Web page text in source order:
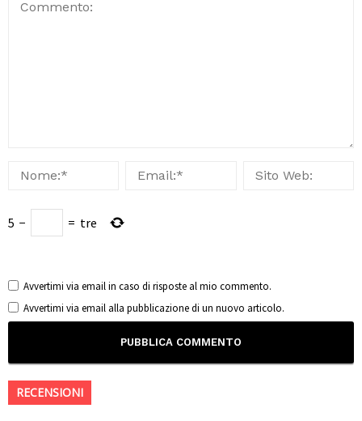
5 − = tre
Avvertimi via email in caso di risposte al mio commento.
Avvertimi via email alla pubblicazione di un nuovo articolo.
RECENSIONI